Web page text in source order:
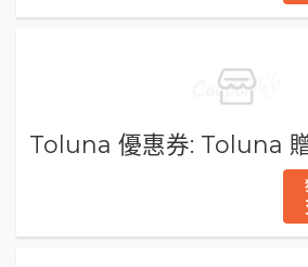
Toluna 優惠券: Toluna